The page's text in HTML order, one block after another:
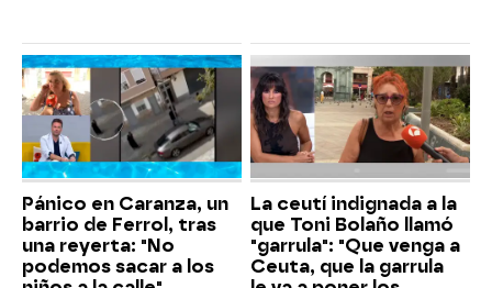
Pánico en Caranza, un
barrio de Ferrol, tras
una reyerta: "No
podemos sacar a los
La ceutí indignada a la
que Toni Bolaño llamó
"garrula": "Que venga a
Ceuta, que la garrula